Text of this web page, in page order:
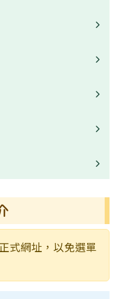
式網址，以免選單